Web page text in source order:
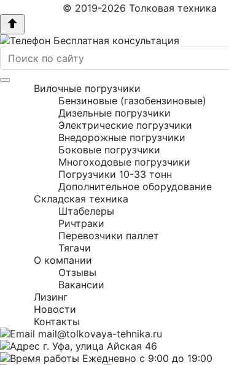
© 2019-2026 Толковая техника
Бесплатная консультация
Вилочные погрузчики
Бензиновые (газобензиновые)
Дизельные погрузчики
Электрические погрузчики
Внедорожные погрузчики
Боковые погрузчики
Многоходовые погрузчики
Погрузчики 10-33 тонн
Дополнительное оборудование
Складская техника
Штабелеры
Ричтраки
Перевозчики паллет
Тягачи
О компании
Отзывы
Вакансии
Лизинг
Новости
Контакты
mail@tolkovaya-tehnika.ru
г. Уфа, улица Айская 46
Ежедневно с 9:00 до 19:00